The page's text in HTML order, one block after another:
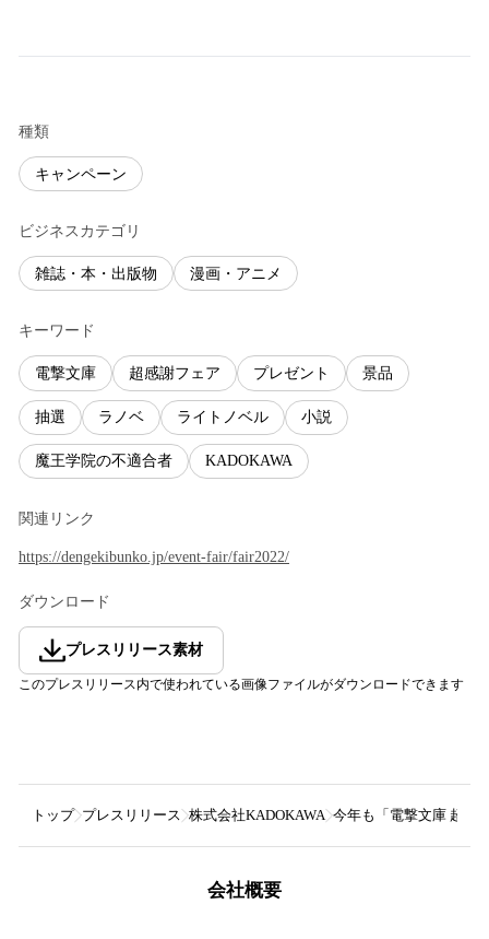
種類
キャンペーン
ビジネスカテゴリ
雑誌・本・出版物 漫画・アニメ
キーワード
電撃文庫 超感謝フェア プレゼント 景品
抽選 ラノベ ライトノベル 小説
魔王学院の不適合者 KADOKAWA
関連リンク
https://dengekibunko.jp/event-fair/fair2022/
ダウンロード
プレスリリース素材
このプレスリリース内で使われている画像ファイルがダウンロードできます
トップ プレスリリース 株式会社KADOKAWA 今年も「電撃文庫 超感
会社概要